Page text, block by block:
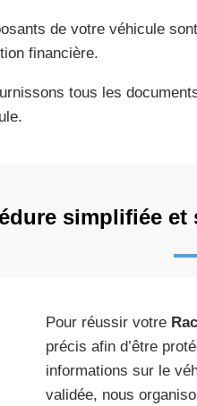
de votre véhicule
financière.
tous les
simplifiée et
Pour réussir votre
précis afin d’être
informations sur le
validée, nous